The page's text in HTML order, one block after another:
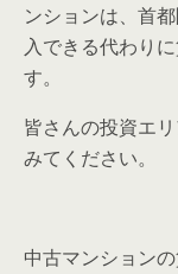
ンションは、首
入できる代わり
す。
皆さんの投資エ
みてください。
中古マンション